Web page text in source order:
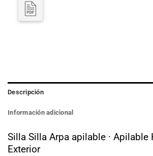
Descripción
Información adicional
Silla Silla Arpa apilable · Apilable
Exterior